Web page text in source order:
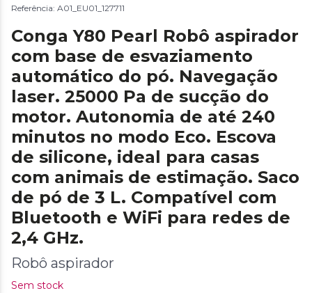
Referência: A01_EU01_127711
Conga Y80 Pearl Robô aspirador
com base de esvaziamento
automático do pó. Navegação
laser. 25000 Pa de sucção do
motor. Autonomia de até 240
minutos no modo Eco. Escova
de silicone, ideal para casas
com animais de estimação. Saco
de pó de 3 L. Compatível com
Bluetooth e WiFi para redes de
2,4 GHz.
Robô aspirador
Sem stock